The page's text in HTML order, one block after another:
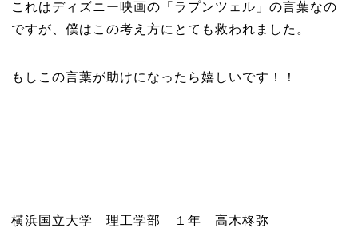
これはディズニー映画の「ラプンツェル」の言葉なの
ですが、僕はこの考え方にとても救われました。
もしこの言葉が助けになったら嬉しいです！！
横浜国立大学 理工学部 １年 高木柊弥